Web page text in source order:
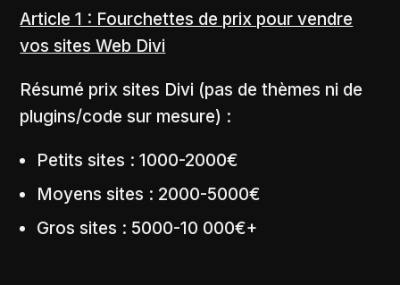
Article 1 : Fourchettes de prix pour vendre
vos sites Web Divi
Résumé prix sites Divi (pas de thèmes ni de
plugins/code sur mesure) :
Petits sites : 1000-2000€
Moyens sites : 2000-5000€
Gros sites : 5000-10 000€+